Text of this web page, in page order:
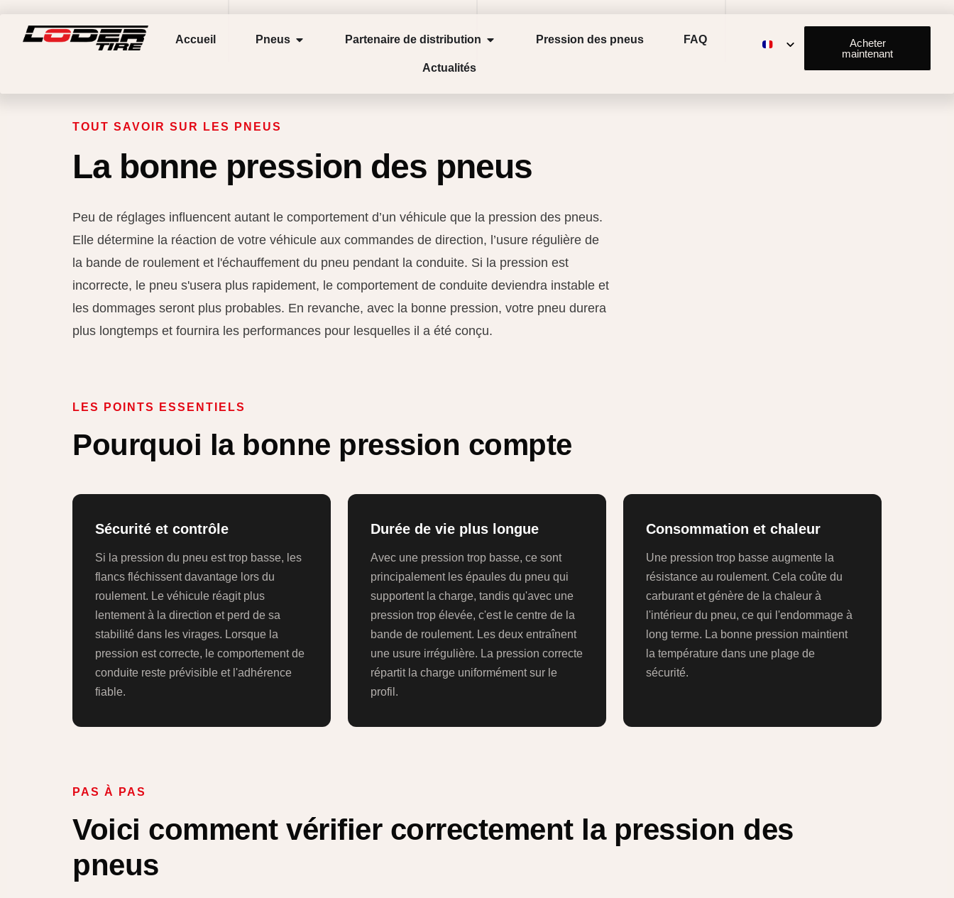
Accueil Pneus Partenaire de distribution Pression des pneus FAQ
Actualités
Acheter
maintenant
TOUT SAVOIR SUR LES PNEUS
La bonne pression des pneus
Peu de réglages influencent autant le comportement d’un véhicule que la pression des pneus.
Elle détermine la réaction de votre véhicule aux commandes de direction, l’usure régulière de
la bande de roulement et l'échauffement du pneu pendant la conduite. Si la pression est
incorrecte, le pneu s'usera plus rapidement, le comportement de conduite deviendra instable et
les dommages seront plus probables. En revanche, avec la bonne pression, votre pneu durera
plus longtemps et fournira les performances pour lesquelles il a été conçu.
LES POINTS ESSENTIELS
Pourquoi la bonne pression compte
Sécurité et contrôle
Si la pression du pneu est trop basse, les
flancs fléchissent davantage lors du
roulement. Le véhicule réagit plus
lentement à la direction et perd de sa
stabilité dans les virages. Lorsque la
pression est correcte, le comportement de
conduite reste prévisible et l'adhérence
fiable.
Durée de vie plus longue
Avec une pression trop basse, ce sont
principalement les épaules du pneu qui
supportent la charge, tandis qu'avec une
pression trop élevée, c'est le centre de la
bande de roulement. Les deux entraînent
une usure irrégulière. La pression correcte
répartit la charge uniformément sur le
profil.
Consommation et chaleur
Une pression trop basse augmente la
résistance au roulement. Cela coûte du
carburant et génère de la chaleur à
l'intérieur du pneu, ce qui l'endommage à
long terme. La bonne pression maintient
la température dans une plage de
sécurité.
PAS À PAS
Voici comment vérifier correctement la pression des
pneus